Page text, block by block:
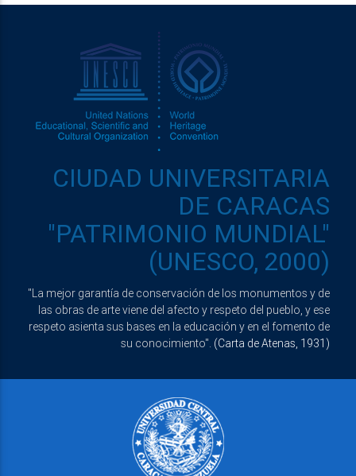
CIUDAD UNIVERSITARIA
DE CARACAS
"PATRIMONIO MUNDIAL"
(UNESCO, 2000)
"La mejor garantía de conservación de los monumentos y de
las obras de arte viene del afecto y respeto del pueblo, y ese
respeto asienta sus bases en la educación y en el fomento de
su conocimiento". (Carta de Atenas, 1931)